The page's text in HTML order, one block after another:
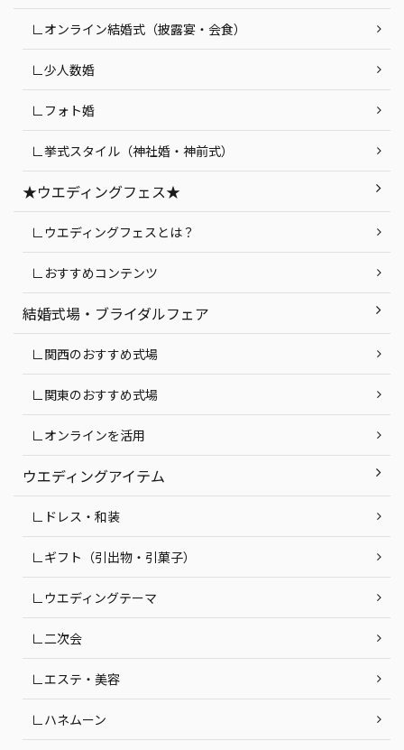
∟オンライン結婚式（披露宴・会食）
∟少人数婚
∟フォト婚
∟挙式スタイル（神社婚・神前式）
★ウエディングフェス★
∟ウエディングフェスとは？
∟おすすめコンテンツ
結婚式場・ブライダルフェア
∟関西のおすすめ式場
∟関東のおすすめ式場
∟オンラインを活用
ウエディングアイテム
∟ドレス・和装
∟ギフト（引出物・引菓子）
∟ウエディングテーマ
∟二次会
∟エステ・美容
∟ハネムーン